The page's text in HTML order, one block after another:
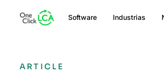
Software Industrias
ARTICLE